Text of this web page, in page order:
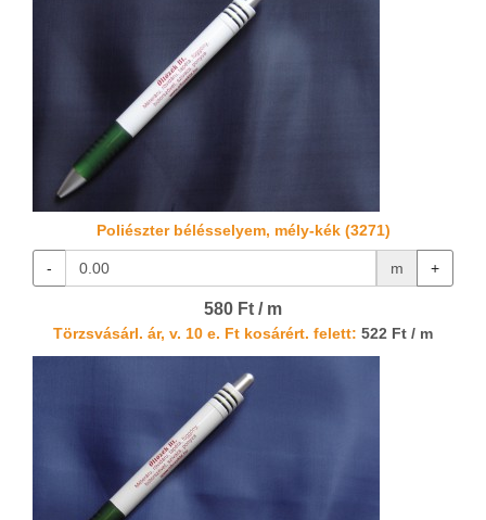
Poliészter bélésselyem, mély-kék (3271)
- m +
580 Ft / m
Törzsvásárl. ár, v. 10 e. Ft kosárért. felett: 522 Ft / m